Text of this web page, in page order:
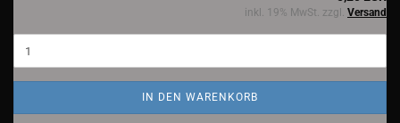
inkl. 19% MwSt. zzgl. Versand
IN DEN WARENKORB